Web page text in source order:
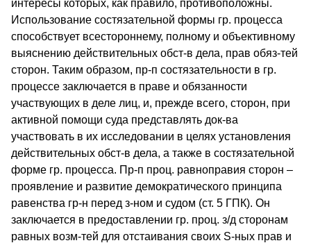
интересы которых, как правило, противоположны.
Использование состязательной формы гр. процесса
способствует всестороннему, полному и объективному
выяснению действительных обст-в дела, прав обяз-тей
сторон. Таким образом, пр-п состязательности в гр.
процессе заключается в праве и обязанности
участвующих в деле лиц, и, прежде всего, сторон, при
активной помощи суда представлять док-ва
участвовать в их исследовании в целях установления
действительных обст-в дела, а также в состязательной
форме гр. процесса. Пр-п проц. равноправия сторон –
проявление и развитие демократического принципа
равенства гр-н перед з-ном и судом (ст. 5 ГПК). Он
заключается в предоставлении гр. проц. з/д сторонам
равных возм-тей для отстаивания своих S-ных прав и